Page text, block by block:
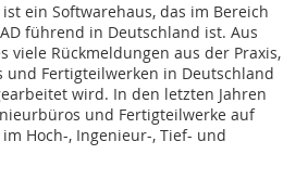
ist ein Softwarehaus, das im Bereich
führend in Deutschland ist. Aus
viele Rückmeldungen aus der Praxis,
Fertigteilwerken in Deutschland
wird. In den letzten Jahren
und Fertigteilwerke auf
Hoch-, Ingenieur-, Tief- und